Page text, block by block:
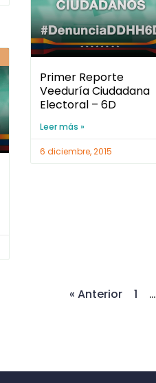
Primer Reporte
Veeduría Ciudadana
Electoral – 6D
Leer más »
6 diciembre, 2015
« Anterior 1 …